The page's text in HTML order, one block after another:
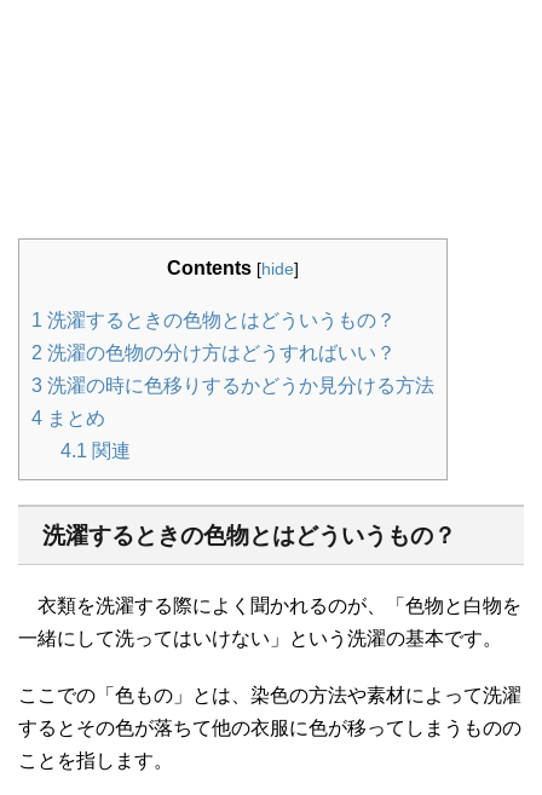
Contents [hide]
1 洗濯するときの色物とはどういうもの？
2 洗濯の色物の分け方はどうすればいい？
3 洗濯の時に色移りするかどうか見分ける方法
4 まとめ
4.1 関連
洗濯するときの色物とはどういうもの？
衣類を洗濯する際によく聞かれるのが、「色物と白物を
一緒にして洗ってはいけない」という洗濯の基本です。
ここでの「色もの」とは、染色の方法や素材によって洗濯
するとその色が落ちて他の衣服に色が移ってしまうものの
ことを指します。